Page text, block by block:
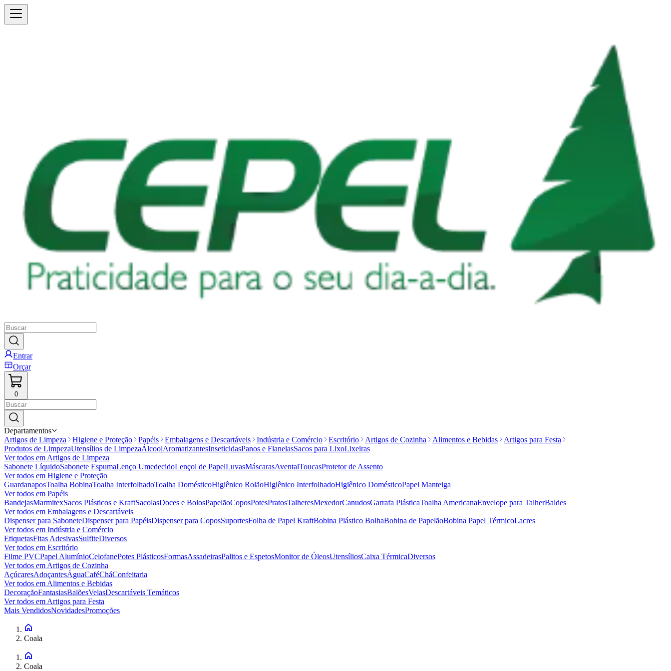
Entrar
Orçar
0
Departamentos
Artigos de Limpeza
Higiene e Proteção Papéis Embalagens e Descartáveis Indústria e Comércio Escritório Artigos de Cozinha Alimentos e Bebidas
Artigos para Festa
Produtos de LimpezaUtensílios de LimpezaÁlcoolAromatizantesInseticidasPanos e FlanelasSacos para LixoLixeiras
Ver todos emArtigos de Limpeza
Sabonete LíquidoSabonete EspumaLenço UmedecidoLençol de PapelLuvasMáscarasAventalToucasProtetor de Assento
Ver todos em Higiene e Proteção
GuardanaposToalha BobinaToalha InterfolhadoToalha DomésticoHigiênico RolãoHigiênico InterfolhadoHigiênico DomésticoPapel Manteiga
Ver todos em Papéis
BandejasMarmitexSacos Plásticos e KraftSacolasDoces e BolosPapelãoCoposPotesPratosTalheresMexedorCanudosGarrafa PlásticaToalha AmericanaEnvelope para TalherBaldes
Ver todos em Embalagens e Descartáveis
Dispenser para SaboneteDispenser para PapéisDispenser para CoposSuportesFolha de Papel KraftBobina Plástico BolhaBobina de PapelãoBobina Papel TérmicoLacres
Ver todos em Indústria e Comércio
EtiquetasFitas AdesivasSulfiteDiversos
Ver todos em Escritório
Filme PVCPapel AlumínioCelofanePotes PlásticosFormasAssadeirasPalitos e EspetosMonitor de ÓleosUtensíliosCaixa TérmicaDiversos
Ver todos emArtigos de Cozinha
AçúcaresAdoçantesÁguaCaféCháConfeitaria
Ver todos emAlimentos e Bebidas
DecoraçãoFantasiasBalõesVelasDescartáveis Temáticos
Ver todos emArtigos para Festa
Mais VendidosNovidadesPromoções
Coala
Coala